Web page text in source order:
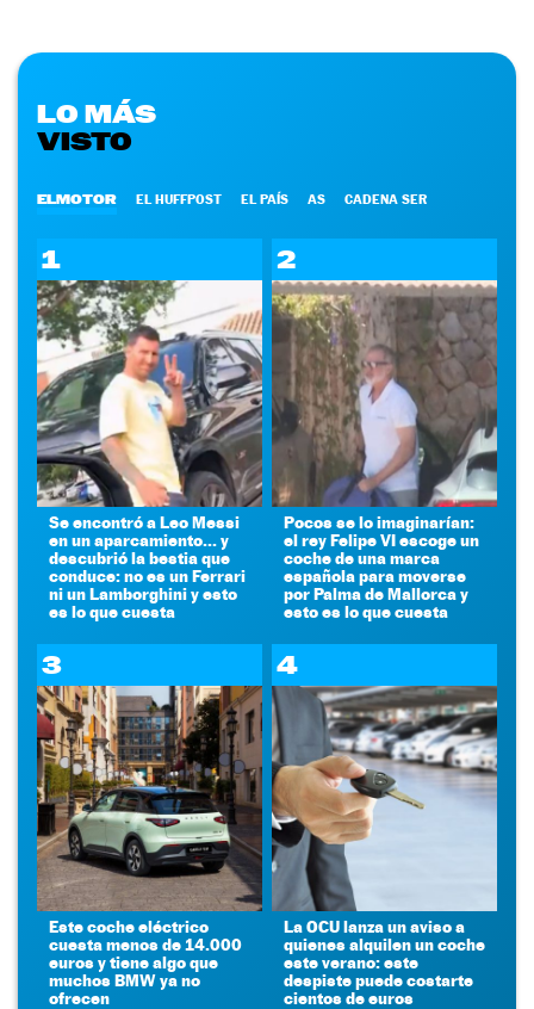
LO MÁS
VISTO
ELMOTOR EL HUFFPOST EL PAÍS AS CADENA SER
1
Se encontró a Leo Messi
en un aparcamiento... y
descubrió la bestia que
conduce: no es un Ferrari
ni un Lamborghini y esto
es lo que cuesta
2
Pocos se lo imaginarían:
el rey Felipe VI escoge un
coche de una marca
española para moverse
por Palma de Mallorca y
esto es lo que cuesta
3
Este coche eléctrico
cuesta menos de 14.000
euros y tiene algo que
muchos BMW ya no
ofrecen
4
La OCU lanza un aviso a
quienes alquilen un coche
este verano: este
despiste puede costarte
cientos de euros